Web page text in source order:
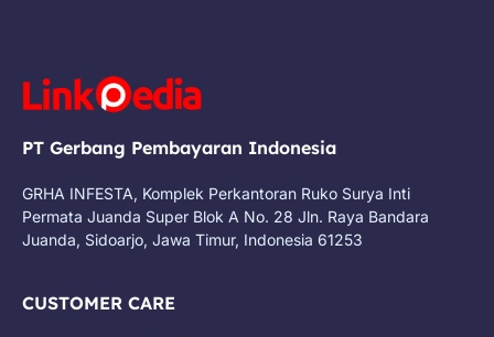
PT Gerbang Pembayaran Indonesia
GRHA INFESTA, Komplek Perkantoran Ruko Surya Inti
Permata Juanda Super Blok A No. 28 Jln. Raya Bandara
Juanda, Sidoarjo, Jawa Timur, Indonesia 61253
CUSTOMER CARE